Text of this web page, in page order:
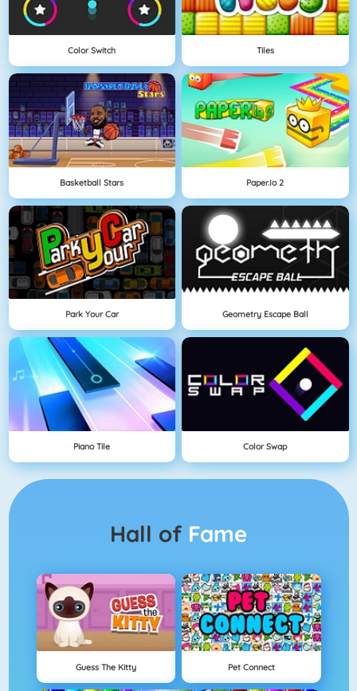
Color Switch Tiles
Basketball Stars Paper.io 2
Park Your Car Geometry Escape Ball
Piano Tile Color Swap
Hall of Fame
Guess The Kitty Pet Connect